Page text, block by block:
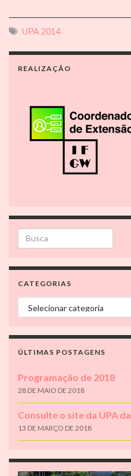
UPA 2014
REALIZAÇÃO
Search for:
CATEGORIAS
Categorias
ÚLTIMAS POSTAGENS
Programação de 2018
28 DE MAIO DE 2018
Consulte o site da UPA
13 DE MARÇO DE 2018